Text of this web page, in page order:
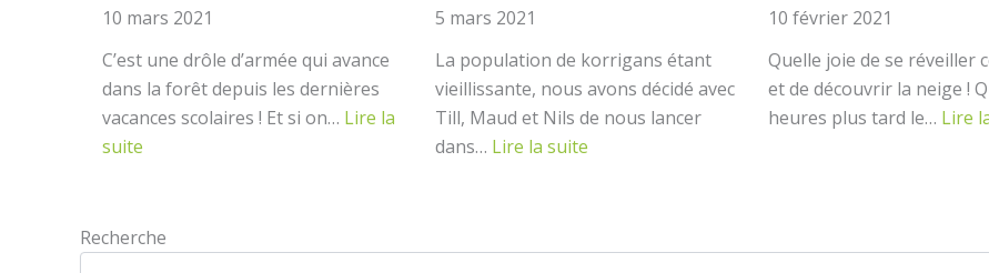
10 mars 2021
C’est une drôle d’armée qui avance
dans la forêt depuis les dernières
vacances scolaires ! Et si on… Lire la
suite
forêt…
5 mars 2021
La population de korrigans étant
vieillissante, nous avons décidé avec
Till, Maud et Nils de nous lancer
dans… Lire la suite
10 février 2021
Quelle joie de se réveiller
et de découvrir la neige !
heures plus tard le… Lire
Recherche
Rechercher